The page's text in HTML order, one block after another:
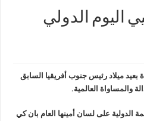
اليوم الدولي
بعيد ميلاد رئيس جنوب أفريقيا السابق
والمساواة العالمية.
الدولية على لسان أمينها العام بان كي